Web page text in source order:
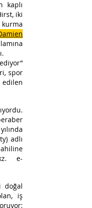
kaplı
iki
kurma
spor
edilen
adlı
e-
doğal
iş